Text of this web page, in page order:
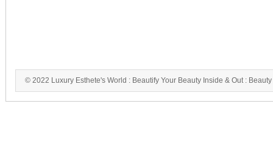
© 2022 Luxury Esthete's World : Beautify Your Beauty Inside & Out :